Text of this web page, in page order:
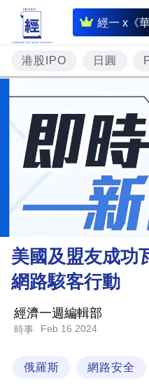
經一 x《
即
時
財
經
專
題
投
資
樓
市
財
商
業
科
港股IPO 日圓
美國及盟友成功
網路駭客行動
經濟一週編輯部
時事 Feb 16 2024
俄羅斯 網路安全